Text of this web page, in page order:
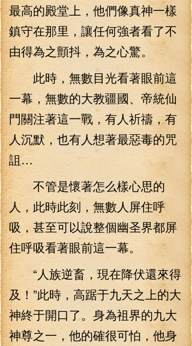
最高的殿堂上，他們像真神一樣
鎮守在那里，讓任何強者看了不
由得為之顫抖，為之心驚。
此時，無數目光看著眼前這
一幕，無數的大教疆國、帝統仙
門關注著這一戰，有人祈禱，有
人沉默，也有人想著最惡毒的咒
詛…
不管是懷著怎么樣心思的
人，此時此刻，無數人屏住呼
吸，甚至可以說整個幽圣界都屏
住呼吸看著眼前這一幕。
“人族逆畜，現在降伏還來得
及！”此時，高踞于九天之上的大
神終于開口了。身為祖界的九大
神尊之一，他的確很可怕，他身